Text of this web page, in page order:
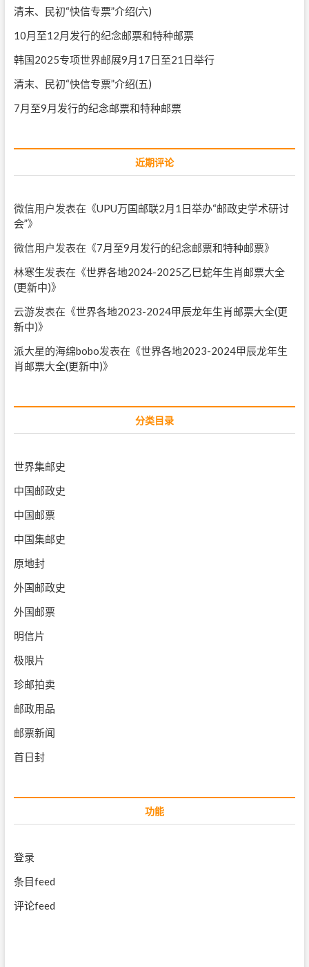
清末、民初“快信专票”介绍(六)
10月至12月发行的纪念邮票和特种邮票
韩国2025专项世界邮展9月17日至21日举行
清末、民初“快信专票”介绍(五)
7月至9月发行的纪念邮票和特种邮票
近期评论
微信用户发表在《UPU万国邮联2月1日举办“邮政史学术研讨
会”》
微信用户发表在《7月至9月发行的纪念邮票和特种邮票》
林寒生发表在《世界各地2024-2025乙巳蛇年生肖邮票大全
(更新中)》
云游发表在《世界各地2023-2024甲辰龙年生肖邮票大全(更
新中)》
派大星的海绵bobo发表在《世界各地2023-2024甲辰龙年生
肖邮票大全(更新中)》
分类目录
世界集邮史
中国邮政史
中国邮票
中国集邮史
原地封
外国邮政史
外国邮票
明信片
极限片
珍邮拍卖
邮政用品
邮票新闻
首日封
功能
登录
条目feed
评论feed